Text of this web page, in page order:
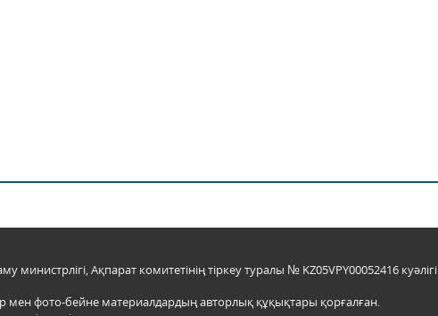
Ақпарат комитетінің тіркеу туралы № KZ05VPY00052416 куәлігі
мен фото-бейне материалдардың авторлық құқықтары қорғалған.